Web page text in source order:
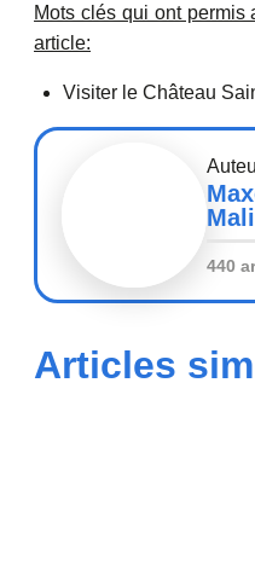
Mots clés qui ont permis
article:
Visiter le Château
440
Articles